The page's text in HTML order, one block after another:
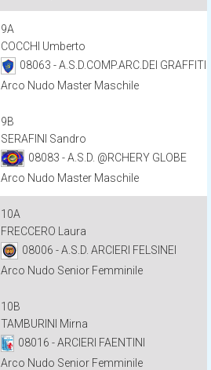
9A
COCCHI Umberto
08063 - A.S.D.COMP.ARC.DEI GRAFFITI
Arco Nudo Master Maschile
9B
SERAFINI Sandro
08083 - A.S.D. @RCHERY GLOBE
Arco Nudo Master Maschile
10A
FRECCERO Laura
08006 - A.S.D. ARCIERI FELSINEI
Arco Nudo Senior Femminile
10B
TAMBURINI Mirna
08016 - ARCIERI FAENTINI
Arco Nudo Senior Femminile